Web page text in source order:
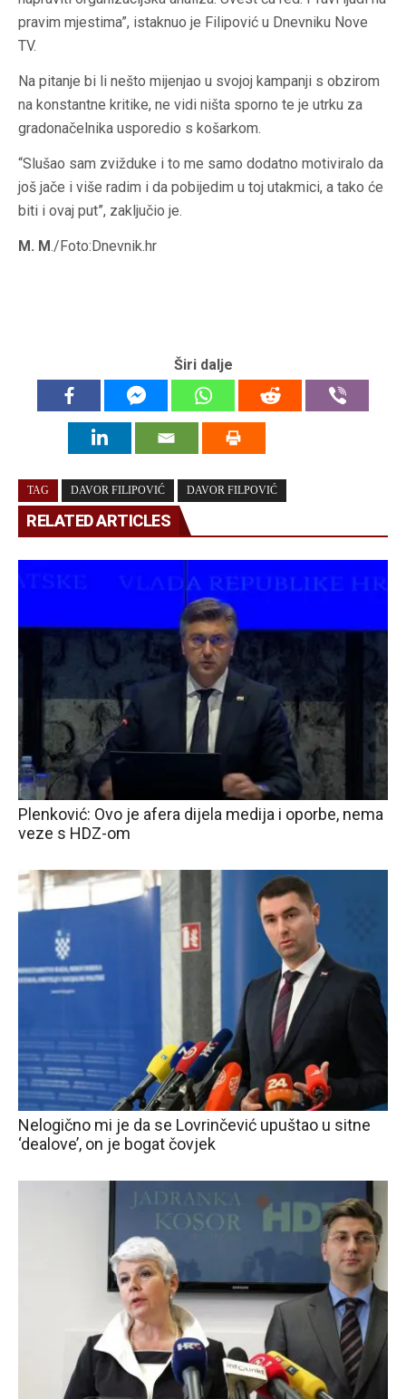
pravim mjestima”, istaknuo je Filipović u Dnevniku Nove
TV.
Na pitanje bi li nešto mijenjao u svojoj kampanji s obzirom
na konstantne kritike, ne vidi ništa sporno te je utrku za
gradonačelnika usporedio s košarkom.
“Slušao sam zvižduke i to me samo dodatno motiviralo da
još jače i više radim i da pobijedim u toj utakmici, a tako će
biti i ovaj put”, zaključio je.
M. M./Foto:Dnevnik.hr
Širi dalje
TAG DAVOR FILIPOVIĆ DAVOR FILPOVIĆ
RELATED ARTICLES
Plenković: Ovo je afera dijela medija i oporbe, nema
veze s HDZ-om
Nelogično mi je da se Lovrinčević upuštao u sitne
‘dealove’, on je bogat čovjek